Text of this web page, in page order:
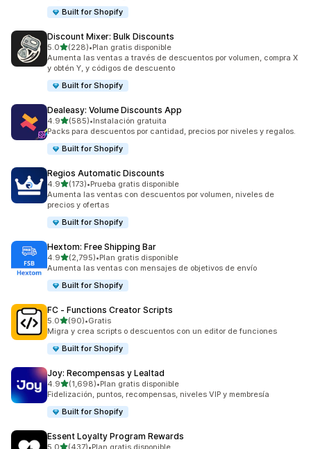
Built for Shopify
Discount Mixer: Bulk Discounts
5.0de 5 estrellas
(228)
228 reseñas en total
•Plan gratis disponible
Aumenta las ventas a través de descuentos por volumen, compra X
y obtén Y, y códigos de descuento
Built for Shopify
Dealeasy: Volume Discounts App
4.9de 5 estrellas
(585)
585 reseñas en total
•Instalación gratuita
Packs para descuentos por cantidad, precios por niveles y regalos.
Built for Shopify
Regios Automatic Discounts
4.9de 5 estrellas
(173)
173 reseñas en total
•Prueba gratis disponible
Aumenta las ventas con descuentos por volumen, niveles de
precios y ofertas
Built for Shopify
Hextom: Free Shipping Bar
4.9de 5 estrellas
(2,795)
2795 reseñas en total
•Plan gratis disponible
Aumenta las ventas con mensajes de objetivos de envío
Built for Shopify
FC ‑ Functions Creator Scripts
5.0de 5 estrellas
(90)
90 reseñas en total
•Gratis
Migra y crea scripts o descuentos con un editor de funciones
Built for Shopify
Joy: Recompensas y Lealtad
4.9de 5 estrellas
(1,698)
1698 reseñas en total
•Plan gratis disponible
Fidelización, puntos, recompensas, niveles VIP y membresía
Built for Shopify
Essent Loyalty Program Rewards
5.0de 5 estrellas
(437)•Plan gratis disponible